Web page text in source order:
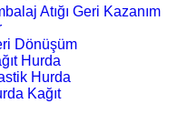
Atığı Geri Kazanım
Dönüşüm
Hurda
Hurda
Kağıt